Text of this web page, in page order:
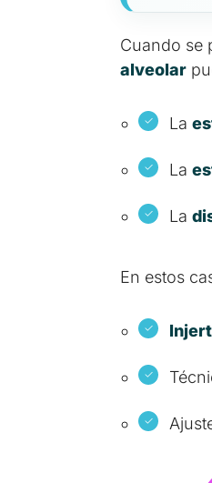
Cuando se
alveolar
La
La
La
En estos